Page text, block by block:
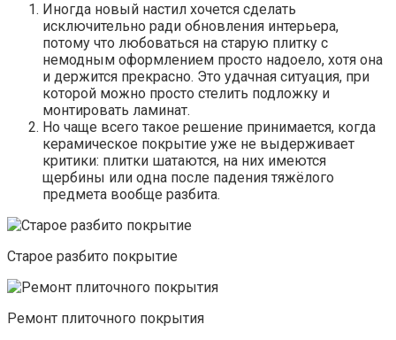
Иногда новый настил хочется сделать
исключительно ради обновления интерьера,
потому что любоваться на старую плитку с
немодным оформлением просто надоело, хотя она
и держится прекрасно. Это удачная ситуация, при
которой можно просто стелить подложку и
монтировать ламинат.
Но чаще всего такое решение принимается, когда
керамическое покрытие уже не выдерживает
критики: плитки шатаются, на них имеются
щербины или одна после падения тяжёлого
предмета вообще разбита.
Старое разбито покрытие
Ремонт плиточного покрытия